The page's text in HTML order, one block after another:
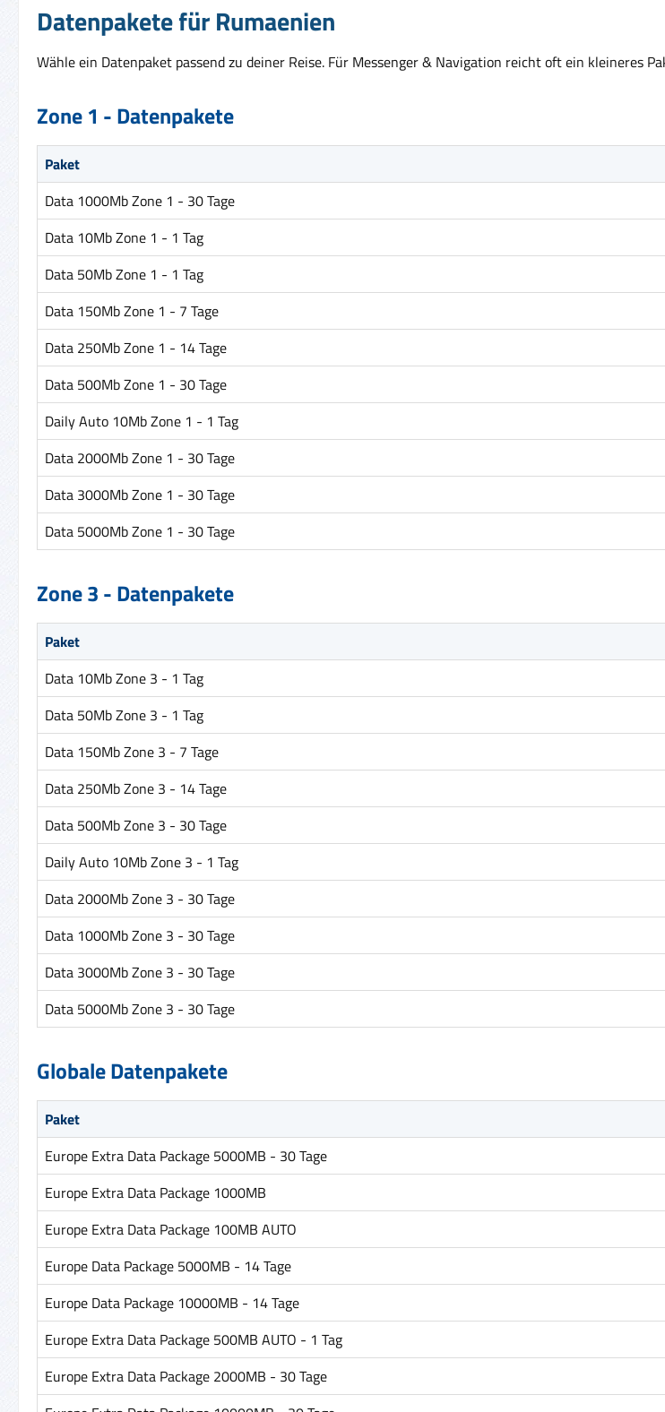
Datenpakete für Rumaenien
Wähle ein Datenpaket passend zu deiner Reise. Für Messenger & Navigation reicht oft ein kleineres
Zone 1 - Datenpakete
Paket
Data 1000Mb Zone 1 - 30 Tage
Data 10Mb Zone 1 - 1 Tag
Data 50Mb Zone 1 - 1 Tag
Data 150Mb Zone 1 - 7 Tage
Data 250Mb Zone 1 - 14 Tage
Data 500Mb Zone 1 - 30 Tage
Daily Auto 10Mb Zone 1 - 1 Tag
Data 2000Mb Zone 1 - 30 Tage
Data 3000Mb Zone 1 - 30 Tage
Data 5000Mb Zone 1 - 30 Tage
Zone 3 - Datenpakete
Paket
Data 10Mb Zone 3 - 1 Tag
Data 50Mb Zone 3 - 1 Tag
Data 150Mb Zone 3 - 7 Tage
Data 250Mb Zone 3 - 14 Tage
Data 500Mb Zone 3 - 30 Tage
Daily Auto 10Mb Zone 3 - 1 Tag
Data 2000Mb Zone 3 - 30 Tage
Data 1000Mb Zone 3 - 30 Tage
Data 3000Mb Zone 3 - 30 Tage
Data 5000Mb Zone 3 - 30 Tage
Globale Datenpakete
Paket
Europe Extra Data Package 5000MB - 30 Tage
Europe Extra Data Package 1000MB
Europe Extra Data Package 100MB AUTO
Europe Data Package 5000MB - 14 Tage
Europe Data Package 10000MB - 14 Tage
Europe Extra Data Package 500MB AUTO - 1 Tag
Europe Extra Data Package 2000MB - 30 Tage